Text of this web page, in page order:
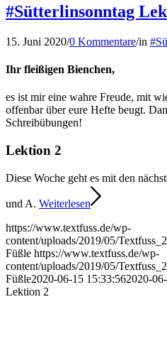
#Sütterlinsonntag
15. Juni 2020/0 Kommentare/in
Ihr fleißigen Bienchen,
es ist mir eine wahre Freude, mit
offenbar über eure Hefte beugt.
Schreibübungen!
Lektion 2
Diese Woche geht es mit den
und A. Weiterlesen
https://www.textfuss.de/wp-
content/uploads/2019/05/
Füßle https://www.textfuss.de/wp-
content/uploads/2019/05/
Füßle2020-06-15 15:33:562020-
Lektion 2